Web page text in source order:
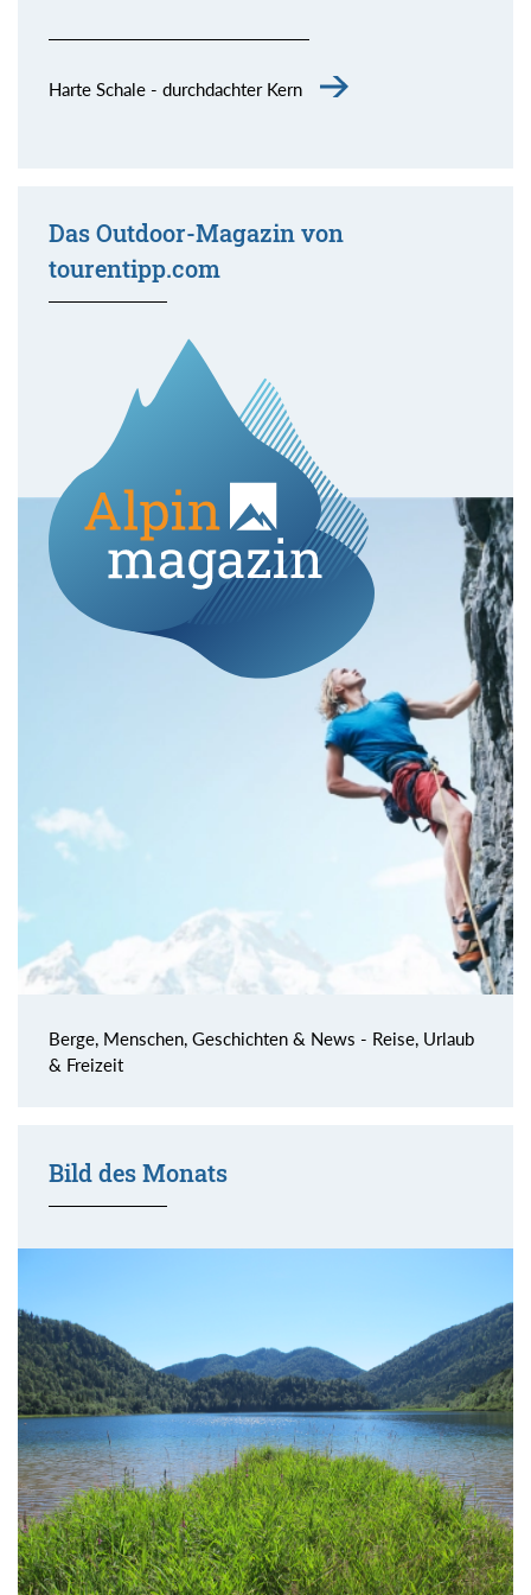
Harte Schale - durchdachter Kern
Das Outdoor-Magazin von
tourentipp.com
Berge, Menschen, Geschichten & News - Reise, Urlaub
& Freizeit
Bild des Monats